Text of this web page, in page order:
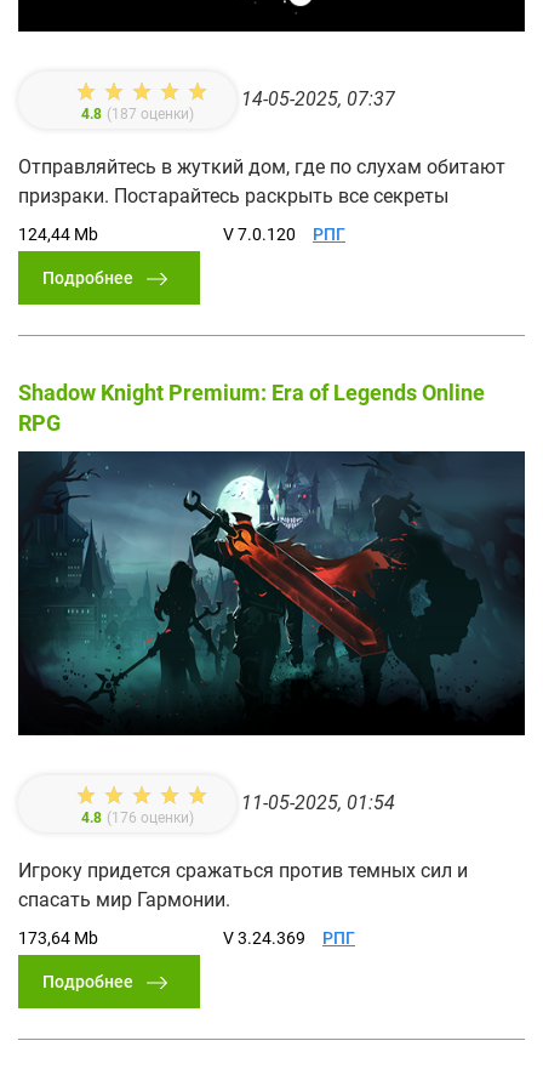
4.8 (187 оценки)
14-05-2025, 07:37
Отправляйтесь в жуткий дом, где по слухам обитают
призраки. Постарайтесь раскрыть все секреты
124,44 Mb V 7.0.120 РПГ
Подробнее
Shadow Knight Premium: Era of Legends Online
RPG
4.8 (176 оценки)
11-05-2025, 01:54
Игроку придется сражаться против темных сил и
спасать мир Гармонии.
173,64 Mb V 3.24.369 РПГ
Подробнее